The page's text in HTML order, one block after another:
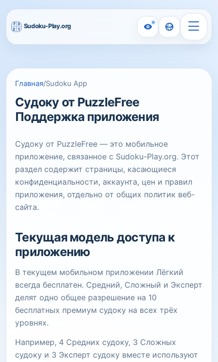
Главная/Sudoku App
Судоку от PuzzleFree
Поддержка приложения
Судоку от PuzzleFree — это мобильное
приложение, связанное с Sudoku-Play.org. Этот
раздел содержит страницы, касающиеся
конфиденциальности, аккаунта, цен и правил
приложения, отдельно от общих политик веб-
сайта.
Текущая модель доступа к
приложению
В текущем мобильном приложении Лёгкий
всегда бесплатен. Средний, Сложный и Эксперт
делят одно общее разрешение на 10
бесплатных премиум судоку на всех трёх
уровнях.
Например, 4 Средних судоку, 3 Сложных
судоку и 3 Эксперт судоку вместе используют